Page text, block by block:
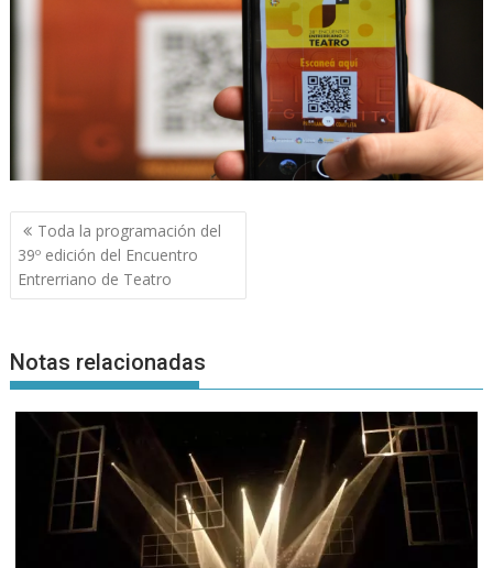
Navegación
de
entradas
Toda la programación del
39º edición del Encuentro
Entrerriano de Teatro
Notas relacionadas